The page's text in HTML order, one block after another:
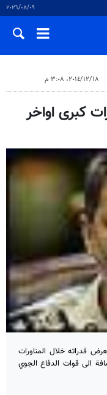
٠٩‏/٠٨‏/٢٠٢٦
١٨‏/١٢‏/٢٠١٤، ٣:٠٨ م
كبرى اواخر
قدراته خلال المناورات
الى قوات الدفاع الجوي